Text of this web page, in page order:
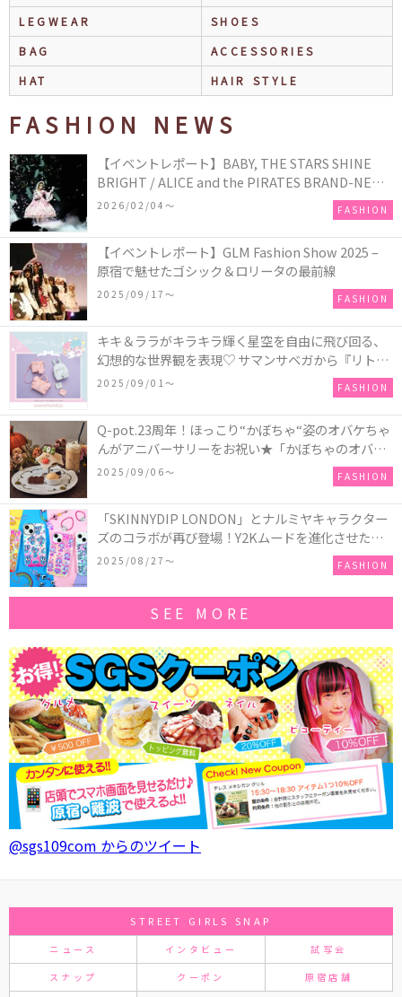
LEGWEAR
SHOES
BAG
ACCESSORIES
HAT
HAIR STYLE
FASHION NEWS
【イベントレポート】BABY, THE STARS SHINE
BRIGHT / ALICE and the PIRATES BRAND-NEW
COLLECTION in TOKYO
2026/02/04〜 FASHION
【イベントレポート】GLM Fashion Show 2025 –
原宿で魅せたゴシック＆ロリータの最前線
2025/09/17〜 FASHION
キキ＆ララがキラキラ輝く星空を自由に飛び回る、
幻想的な世界観を表現♡ サマンサベガから『リトル
ツインスターズ』50周年アニバーサリーイヤー』を
2025/09/01〜 FASHION
Q-pot.23周年！ほっこり“かぼちゃ“姿のオバケちゃ
んがアニバーサリーをお祝い★「かぼちゃのオバケ
ーキアクセサリー」が新発売！Q-pot CAFE.では
「かぼちゃのオバケーキプレート」も登場
2025/09/06〜 FASHION
「SKINNYDIP LONDON」とナルミヤキャラクター
ズのコラボが再び登場！Y2Kムードを進化させた新
作コレクションを発売♪
2025/08/27〜 FASHION
SEE MORE
@sgs109com からのツイート
STREET GIRLS SNAP
ニュース インタビュー 試写会
スナップ クーポン 原宿店舗